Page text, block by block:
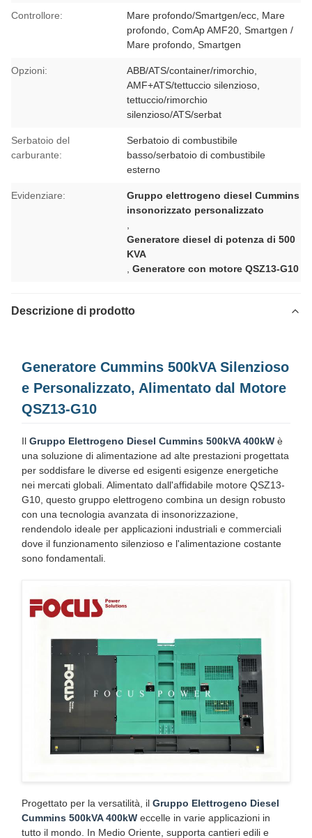
Controllore:
Mare profondo/Smartgen/ecc, Mare
profondo, ComAp AMF20, Smartgen /
Mare profondo, Smartgen
Opzioni:
ABB/ATS/container/rimorchio,
AMF+ATS/tettuccio silenzioso,
tettuccio/rimorchio
silenzioso/ATS/serbat
Serbatoio del
carburante:
Serbatoio di combustibile
basso/serbatoio di combustibile
esterno
Evidenziare:
Gruppo elettrogeno diesel Cummins
insonorizzato personalizzato
Generatore diesel di potenza di 500
KVA
,Generatore con motore QSZ13-G10
Descrizione di prodotto
Generatore Cummins 500kVA Silenzioso
e Personalizzato, Alimentato dal Motore
QSZ13-G10
Il Gruppo Elettrogeno Diesel Cummins 500kVA 400kW è
una soluzione di alimentazione ad alte prestazioni progettata
per soddisfare le diverse ed esigenti esigenze energetiche
nei mercati globali. Alimentato dall'affidabile motore QSZ13-
G10, questo gruppo elettrogeno combina un design robusto
con una tecnologia avanzata di insonorizzazione,
rendendolo ideale per applicazioni industriali e commerciali
dove il funzionamento silenzioso e l'alimentazione costante
sono fondamentali.
Progettato per la versatilità, il Gruppo Elettrogeno Diesel
Cummins 500kVA 400kW eccelle in varie applicazioni in
tutto il mondo. In Medio Oriente, supporta cantieri edili e